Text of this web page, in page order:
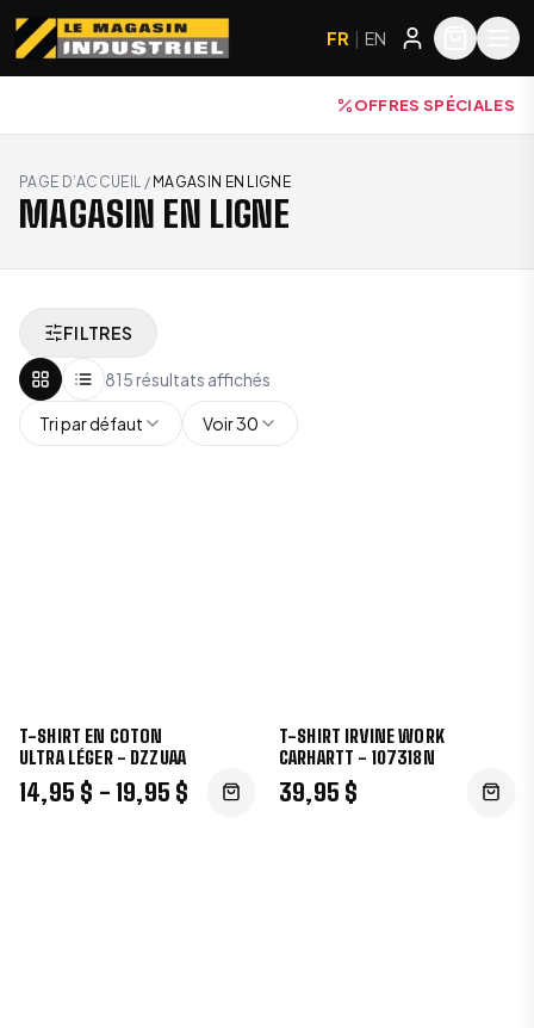
FR | EN
OFFRES SPÉCIALES
PAGE D’ACCUEIL / MAGASIN EN LIGNE
MAGASIN EN LIGNE
FILTRES
815 résultats affichés
Tri par défaut Voir 30
T-SHIRT EN COTON
ULTRA LÉGER - DZZUAA
14,95 $ - 19,95 $
T-SHIRT IRVINE WORK
CARHARTT - 107318N
39,95 $